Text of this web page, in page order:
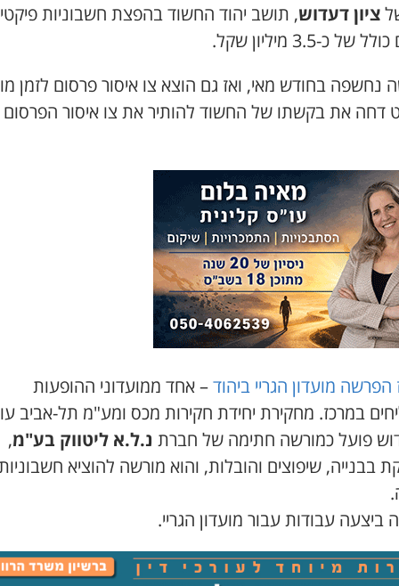
ציון דעדוש, תושב יהוד החשוד בהפצת חשבוניות
של כ-3.5 מיליון שקל.
נחשפה בחודש מאי, ואז גם הוצא צו איסור פרסום לזמן
דחה את בקשתו של החשוד להותיר את צו איסור
הפרשה מועדון הגריי ביהוד– אחד ממועדוני ההופעות
במרכז. מחקירת יחידת חקירות מכס ומע"מ תל-אביב
פועל כמורשה חתימה של חברת נ.ל.א ליטווק בע"מ,
בבנייה, שיפוצים והובלות, והוא מורשה להוציא
ביצעה עבודות עבור מועדון הגריי.